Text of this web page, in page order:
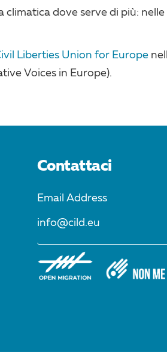
climatica dove serve di più:
Liberties Union for Europe
Voices in Europe).
Contattaci
Email Address
info@cild.eu